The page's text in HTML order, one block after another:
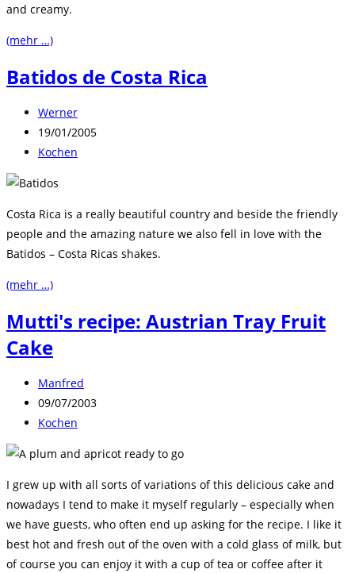
and creamy.
(mehr …)
Batidos de Costa Rica
Beitrags-
Autor:
Werner
Beitrag
veröffentlicht:
19/01/2005
Beitrags-
Kochen
Costa Rica is a really beautiful country and beside the friendly
people and the amazing nature we also fell in love with the
Batidos – Costa Ricas shakes.
(mehr …)
Mutti's recipe: Austrian Tray Fruit
Cake
Beitrags-
Autor:
Manfred
Beitrag
veröffentlicht:
09/07/2003
Beitrags-
Kochen
I grew up with all sorts of variations of this delicious cake and
nowadays I tend to make it myself regularly – especially when
we have guests, who often end up asking for the recipe. I like it
best hot and fresh out of the oven with a cold glass of milk, but
of course you can enjoy it with a cup of tea or coffee after it